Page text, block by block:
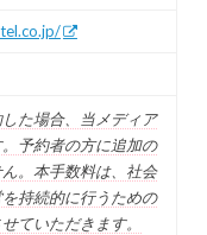
た場合、当メディア
予約者の方に追加の
。本手数料は、社会
持続的に行うための
ていただきます。